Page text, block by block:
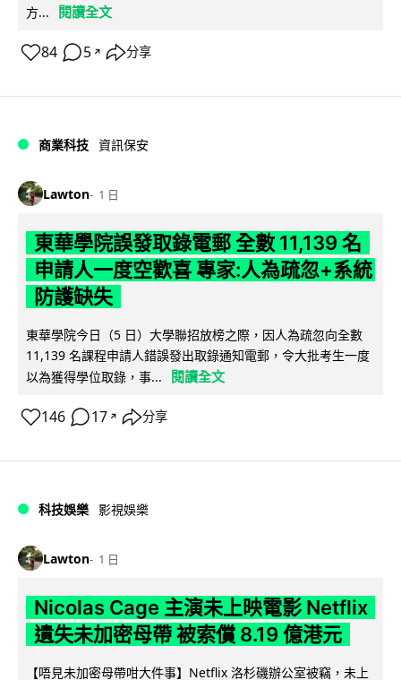
方...
閱讀全文
84 5 ↗ 分享
商業科技 資訊保安
Lawton 1 日
東華學院誤發取錄電郵 全數 11,139 名
申請人一度空歡喜 專家:人為疏忽+系統
防護缺失
東華學院今日（5 日）大學聯招放榜之際，因人為疏忽向全數
11,139 名課程申請人錯誤發出取錄通知電郵，令大批考生一度
以為獲得學位取錄，事...
閱讀全文
146 17 ↗ 分享
科技娛樂 影視娛樂
Lawton 1 日
Nicolas Cage 主演未上映電影 Netflix
遺失未加密母帶 被索償 8.19 億港元
【唔見未加密母帶咁大件事】Netflix 洛杉磯辦公室被竊，未上